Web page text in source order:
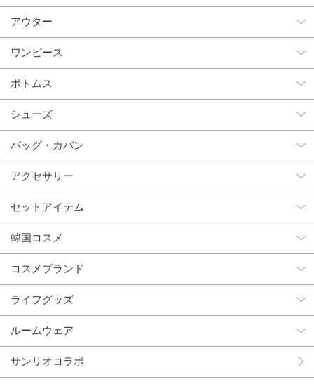
アウター
ワンピース
ボトムス
シューズ
バッグ・カバン
アクセサリー
セットアイテム
韓国コスメ
コスメブランド
ライフグッズ
ルームウェア
サンリオコラボ